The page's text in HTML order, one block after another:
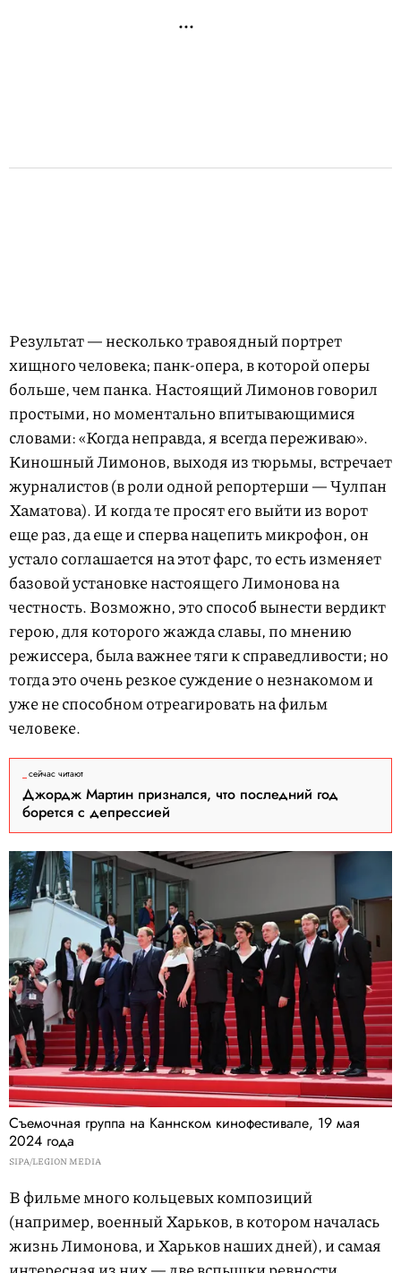
Результат — несколько травоядный портрет
хищного человека; панк-опера, в которой оперы
больше, чем панка. Настоящий Лимонов говорил
простыми, но моментально впитывающимися
словами: «Когда неправда, я всегда переживаю».
Киношный Лимонов, выходя из тюрьмы, встречает
журналистов (в роли одной репортерши — Чулпан
Хаматова). И когда те просят его выйти из ворот
еще раз, да еще и сперва нацепить микрофон, он
устало соглашается на этот фарс, то есть изменяет
базовой установке настоящего Лимонова на
честность. Возможно, это способ вынести вердикт
герою, для которого жажда славы, по мнению
режиссера, была важнее тяги к справедливости; но
тогда это очень резкое суждение о незнакомом и
уже не способном отреагировать на фильм
человеке.
сейчас читают
Джордж Мартин признался, что последний год
борется с депрессией
Съемочная группа на Каннском кинофестивале, 19 мая
2024 года
SIPA/LEGION MEDIA
В фильме много кольцевых композиций
(например, военный Харьков, в котором началась
жизнь Лимонова, и Харьков наших дней), и самая